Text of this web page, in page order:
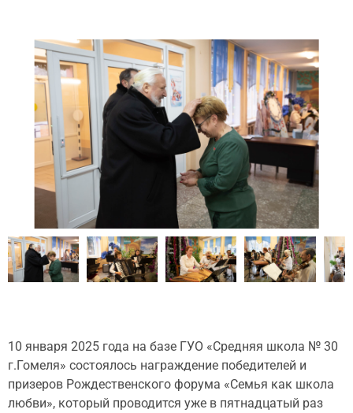
10 января 2025 года на базе ГУО «Средняя школа № 30
г.Гомеля» состоялось награждение победителей и
призеров Рождественского форума «Семья как школа
любви», который проводится уже в пятнадцатый раз